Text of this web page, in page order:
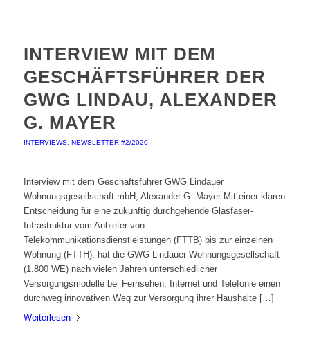
INTERVIEW MIT DEM
GESCHÄFTSFÜHRER DER
GWG LINDAU, ALEXANDER
G. MAYER
INTERVIEWS, NEWSLETTER #2/2020
Interview mit dem Geschäftsführer GWG Lindauer
Wohnungsgesellschaft mbH, Alexander G. Mayer Mit einer klaren
Entscheidung für eine zukünftig durchgehende Glasfaser-
Infrastruktur vom Anbieter von
Telekommunikationsdienstleistungen (FTTB) bis zur einzelnen
Wohnung (FTTH), hat die GWG Lindauer Wohnungsgesellschaft
(1.800 WE) nach vielen Jahren unterschiedlicher
Versorgungsmodelle bei Fernsehen, Internet und Telefonie einen
durchweg innovativen Weg zur Versorgung ihrer Haushalte […]
Weiterlesen